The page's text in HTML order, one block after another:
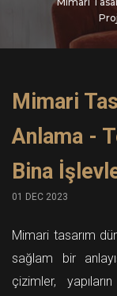
Mimari
Anlama -
Bina
01 DEC 2023
Mimari tasarım
sağlam bir
çizimler,